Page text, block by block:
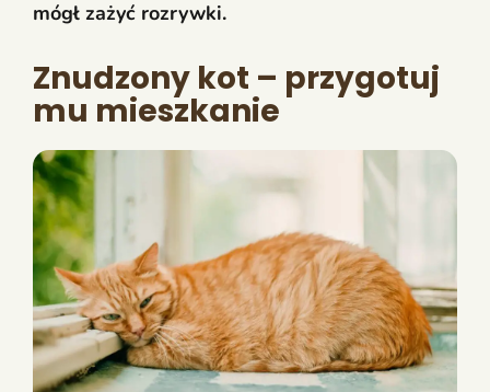
mógł zażyć rozrywki.
Znudzony kot – przygotuj
mu mieszkanie